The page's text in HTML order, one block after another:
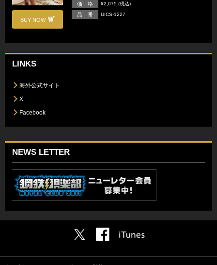
BUY NOW
価 格 ¥2,075 (税込)
品 番 UICS-1227
LINKS
海外公式サイト
X
Facebook
NEWS LETTER